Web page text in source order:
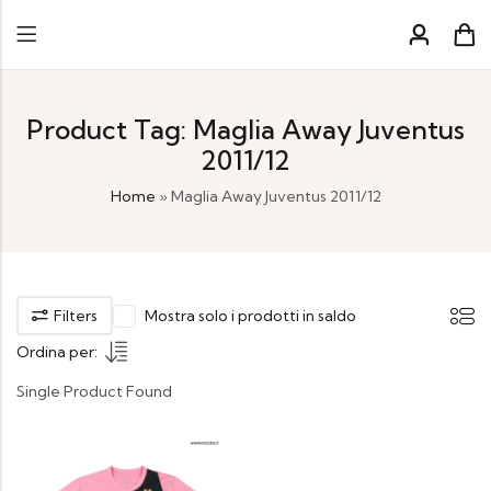
Product Tag: Maglia Away Juventus
2011/12
Home » Maglia Away Juventus 2011/12
Filters
Mostra solo i prodotti in saldo
Ordina per:
Single Product Found